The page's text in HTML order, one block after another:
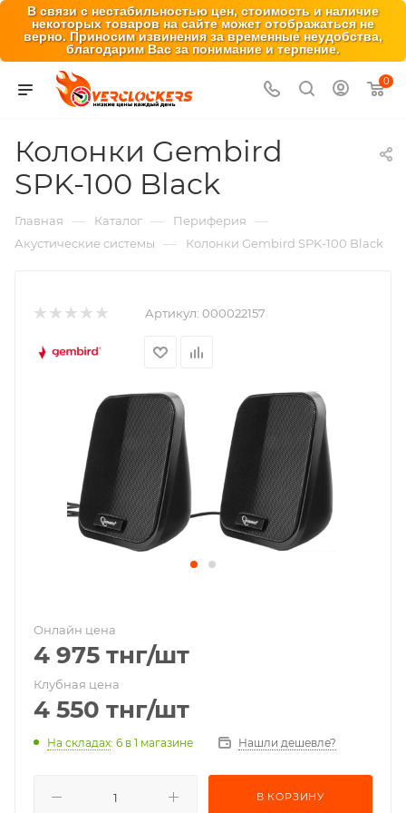
В связи с нестабильностью цен, стоимость и наличие
некоторых товаров на сайте может отображаться не
верно. Приносим извинения за временные неудобства,
благодарим Вас за понимание и терпение.
0
Колонки Gembird
SPK-100 Black
Главная — Каталог — Периферия —
Акустические системы — Колонки Gembird SPK-100 Black
Артикул: 000022157
Онлайн цена
4 975 тнг/шт
Клубная цена
4 550 тнг/шт
На складах: 6 в 1 магазине Нашли дешевле?
В КОРЗИНУ